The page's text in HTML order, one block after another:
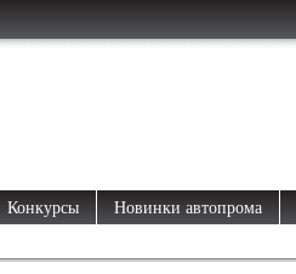
Конкурсы Новинки автопрома